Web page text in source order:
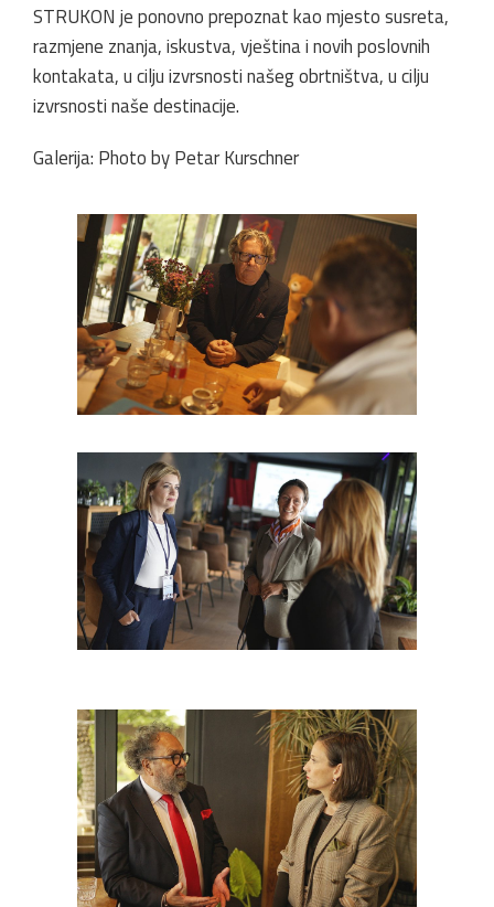
STRUKON je ponovno prepoznat kao mjesto susreta,
razmjene znanja, iskustva, vještina i novih poslovnih
kontakata, u cilju izvrsnosti našeg obrtništva, u cilju
izvrsnosti naše destinacije.
Galerija: Photo by Petar Kurschner